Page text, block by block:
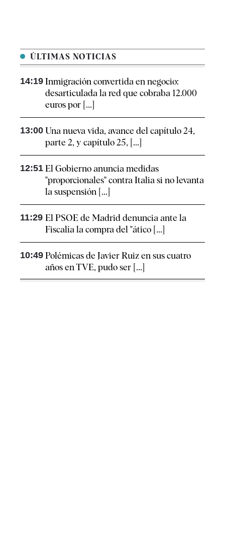
ÚLTIMAS NOTICIAS
14:19 Inmigración convertida en negocio:
desarticulada la red que cobraba 12.000
euros por [...]
13:00 Una nueva vida, avance del capítulo 24,
parte 2, y capítulo 25, [...]
12:51 El Gobierno anuncia medidas
"proporcionales" contra Italia si no levanta
la suspensión [...]
11:29 El PSOE de Madrid denuncia ante la
Fiscalía la compra del "ático [...]
10:49 Polémicas de Javier Ruiz en sus cuatro
años en TVE, pudo ser [...]